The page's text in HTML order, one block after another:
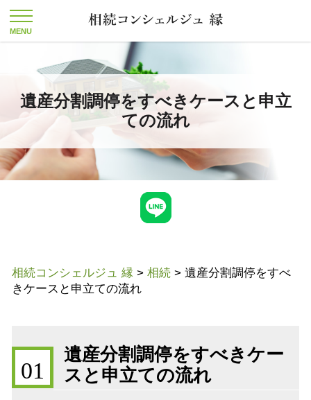
遺産分割調停をすべきケースと申立
ての流れ
相続コンシェルジュ 縁 > 相続 > 遺産分割調停をすべ
きケースと申立ての流れ
01
遺産分割調停をすべきケー
スと申立ての流れ